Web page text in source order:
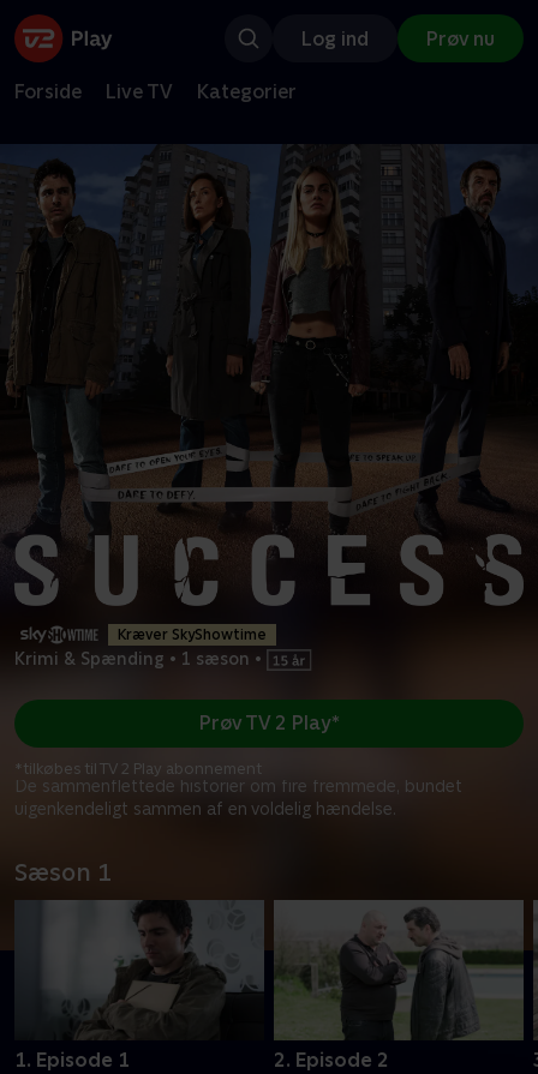
Log ind Prøv nu
Forside Live TV Kategorier
Kræver SkyShowtime
Krimi & Spænding • 1 sæson •
De sammenflettede historier om fire fremmede, bundet
uigenkendeligt sammen af en voldelig hændelse.
Prøv TV 2 Play*
*tilkøbes til TV 2 Play abonnement
Sæson 1
1. Episode 1 2. Episode 2